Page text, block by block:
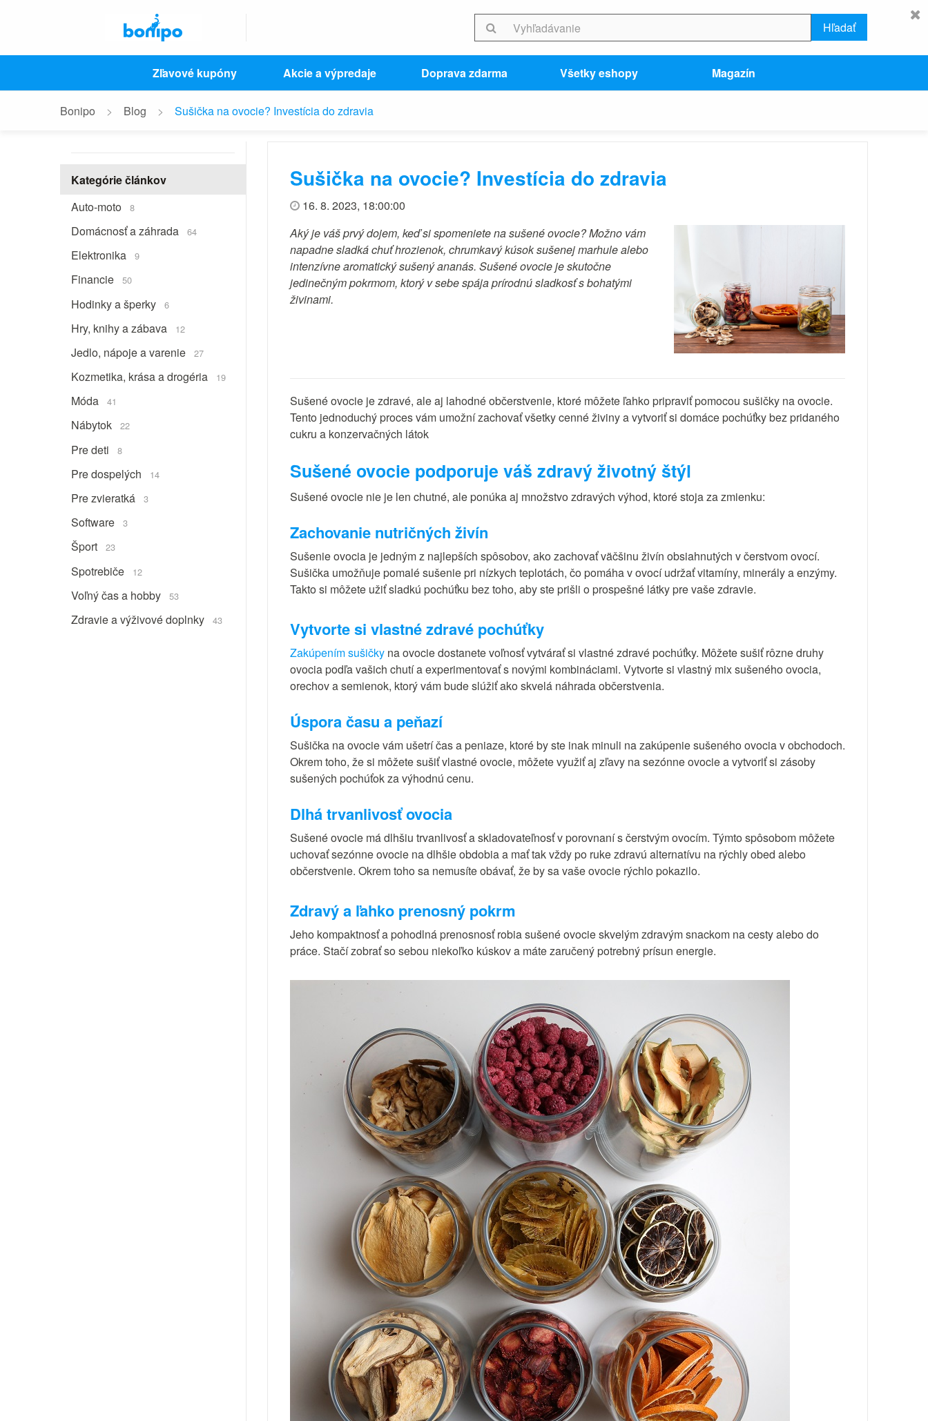
Hľadať
Zľavové kupóny Akcie a výpredaje Doprava zdarma Všetky eshopy Magazín
Bonipo Blog Sušička na ovocie? Investícia do zdravia
Kategórie článkov
Auto-moto
8
Domácnosť a záhrada 64
Elektronika 9
Financie 50
Hodinky a šperky 6
Hry, knihy a zábava 12
Jedlo, nápoje a varenie 27
Kozmetika, krása a drogéria 19
Móda 41
Nábytok 22
Pre deti 8
Pre dospelých 14
Pre zvieratká 3
Software 3
Šport 23
Spotrebiče 12
Voľný čas a hobby 53
Zdravie a výživové doplnky 43
Sušička na ovocie? Investícia do zdravia
16. 8. 2023, 18:00:00
Aký je váš prvý dojem, keď si spomeniete na sušené ovocie? Možno vám
napadne sladká chuť hrozienok, chrumkavý kúsok sušenej marhule alebo
intenzívne aromatický sušený ananás. Sušené ovocie je skutočne
jedinečným pokrmom, ktorý v sebe spája prírodnú sladkosť s bohatými
živinami.
Sušené ovocie je zdravé, ale aj lahodné občerstvenie, ktoré môžete ľahko pripraviť pomocou sušičky na ovocie.
Tento jednoduchý proces vám umožní zachovať všetky cenné živiny a vytvoriť si domáce pochúťky bez pridaného
cukru a konzervačných látok
Sušené ovocie podporuje váš zdravý životný štýl
Sušené ovocie nie je len chutné, ale ponúka aj množstvo zdravých výhod, ktoré stoja za zmienku:
Zachovanie nutričných živín
Sušenie ovocia je jedným z najlepších spôsobov, ako zachovať väčšinu živín obsiahnutých v čerstvom ovocí.
Sušička umožňuje pomalé sušenie pri nízkych teplotách, čo pomáha v ovocí udržať vitamíny, minerály a enzýmy.
Takto si môžete užiť sladkú pochúťku bez toho, aby ste prišli o prospešné látky pre vaše zdravie.
Vytvorte si vlastné zdravé pochúťky
Zakúpením sušičky na ovocie dostanete voľnosť vytvárať si vlastné zdravé pochúťky. Môžete sušiť rôzne druhy
ovocia podľa vašich chutí a experimentovať s novými kombináciami. Vytvorte si vlastný mix sušeného ovocia,
orechov a semienok, ktorý vám bude slúžiť ako skvelá náhrada občerstvenia.
Úspora času a peňazí
Sušička na ovocie vám ušetrí čas a peniaze, ktoré by ste inak minuli na zakúpenie sušeného ovocia v obchodoch.
Okrem toho, že si môžete sušiť vlastné ovocie, môžete využiť aj zľavy na sezónne ovocie a vytvoriť si zásoby
sušených pochúťok za výhodnú cenu.
Dlhá trvanlivosť ovocia
Sušené ovocie má dlhšiu trvanlivosť a skladovateľnosť v porovnaní s čerstvým ovocím. Týmto spôsobom môžete
uchovať sezónne ovocie na dlhšie obdobia a mať tak vždy po ruke zdravú alternatívu na rýchly obed alebo
občerstvenie. Okrem toho sa nemusíte obávať, že by sa vaše ovocie rýchlo pokazilo.
Zdravý a ľahko prenosný pokrm
Jeho kompaktnosť a pohodlná prenosnosť robia sušené ovocie skvelým zdravým snackom na cesty alebo do
práce. Stačí zobrať so sebou niekoľko kúskov a máte zaručený potrebný prísun energie.